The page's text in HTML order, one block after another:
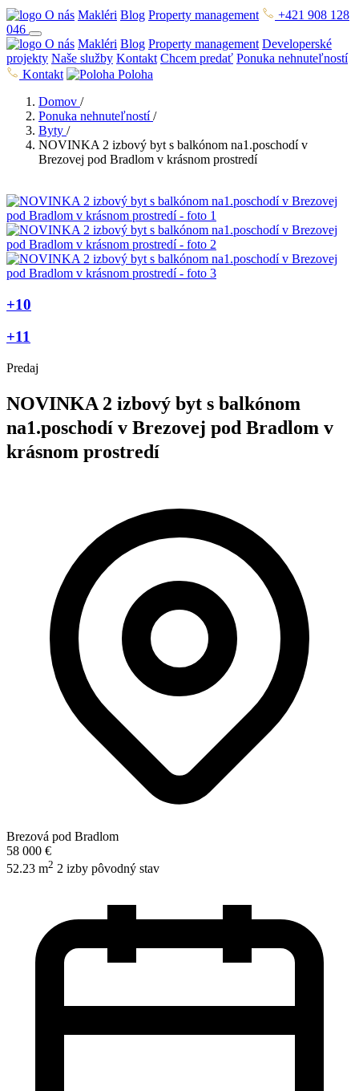
O nás Makléri Blog Property management
+421 908 128
046
O nás Makléri Blog Property management Developerské
projekty Naše služby Kontakt Chcem predať Ponuka nehnuteľností
Kontakt
Poloha
Domov /
Ponuka nehnuteľností /
Byty /
NOVINKA 2 izbový byt s balkónom na1.poschodí v
Brezovej pod Bradlom v krásnom prostredí
+10
+11
Predaj
NOVINKA 2 izbový byt s balkónom
na1.poschodí v Brezovej pod Bradlom v
krásnom prostredí
Brezová pod Bradlom
58 000 €
52.23 m2 2 izby pôvodný stav